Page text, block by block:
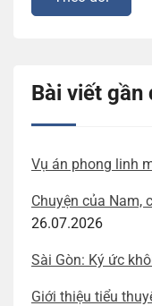
Bài viết gần
Vụ án phong linh
Chuyện của Nam,
26.07.2026
Sài Gòn: Ký ức
Giới thiệu tiểu